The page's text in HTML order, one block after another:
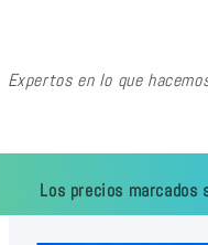
Expertos en lo que
Los precios marcados